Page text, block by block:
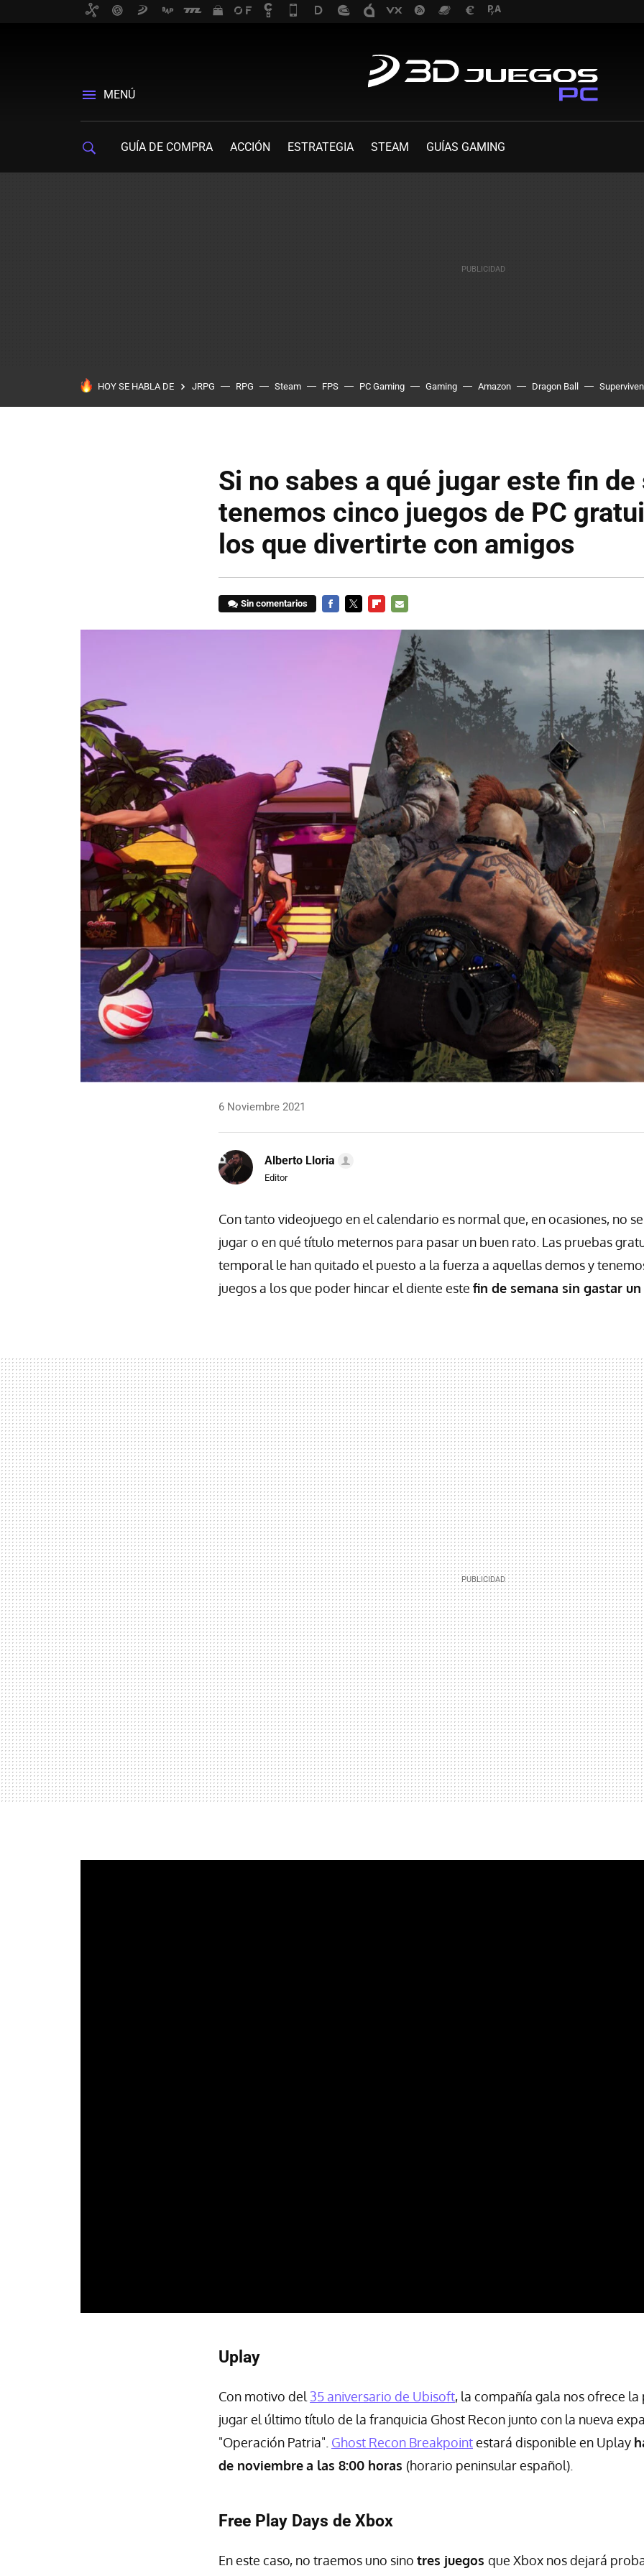
MENÚ
GUÍA DE COMPRA ACCIÓN ESTRATEGIA STEAM GUÍAS GAMING
HOY SE HABLA DE JRPG RPG Steam FPS PC Gaming Gaming Amazon Dragon Ball
Si no sabes a qué jugar este fin de
tenemos cinco juegos de PC
los que divertirte con amigos
Sin comentarios
MAIL
6 Noviembre 2021
Alberto Lloria
Editor
Con tanto videojuego en el calendario es normal que, en ocasiones, no
jugar o en qué título meternos para pasar un buen rato. Las pruebas
temporal le han quitado el puesto a la fuerza a aquellas demos y
juegos a los que poder hincar el diente este fin de semana sin gastar un
Uplay
Con motivo del 35 aniversario de Ubisoft, la compañía gala nos ofrece
jugar el último título de la franquicia Ghost Recon junto con la nueva
"Operación Patria". Ghost Recon Breakpointestará disponible en Uplay
de noviembrea las 8:00 horas (horario peninsular español).
Free Play Days de Xbox
En este caso, no traemos uno sino tres juegos que Xbox nos dejará